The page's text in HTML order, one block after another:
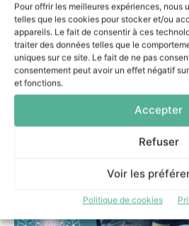
Pour offrir les meilleures expériences, nous
telles que les cookies pour stocker et/ou
appareils. Le fait de consentir à ces
traiter des données telles que le
uniques sur ce site. Le fait de ne pas
consentement peut avoir un effet négatif
et fonctions.
Accepter
Refuser
Voir les
Politique de cookies
TYREX, leader français des
USB, et SECLAB, acteur majeur de
systèmes critiques, annoncent
DSISIONNEL - 9 JUILLET 2026